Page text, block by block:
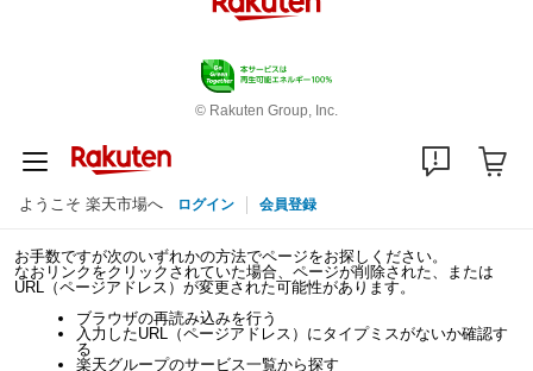
© Rakuten Group, Inc.
ようこそ 楽天市場へ ログイン 会員登録
お手数ですが次のいずれかの方法でページをお探しください。
なおリンクをクリックされていた場合、ページが削除された、または
URL（ページアドレス）が変更された可能性があります。
ブラウザの再読み込みを行う
入力したURL（ページアドレス）にタイプミスがないか確認す
る
楽天グループのサービス一覧から探す